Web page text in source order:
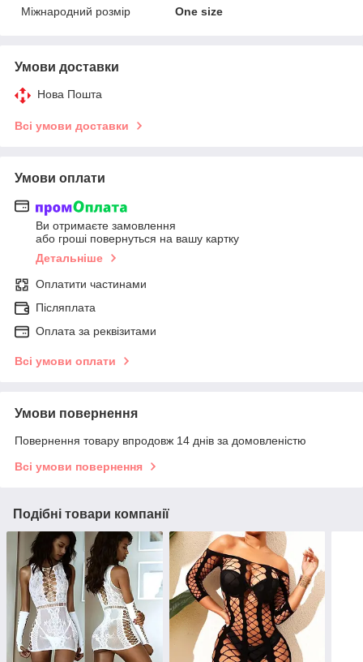
Міжнародний розмір
One size
Умови доставки
Нова Пошта
Всі умови доставки
Умови оплати
Ви отримаєте замовлення
або гроші повернуться на вашу картку
Детальніше
Оплатити частинами
Післяплата
Оплата за реквізитами
Всі умови оплати
Умови повернення
Повернення товару впродовж 14 днів за домовленістю
Всі умови повернення
Подібні товари компанії